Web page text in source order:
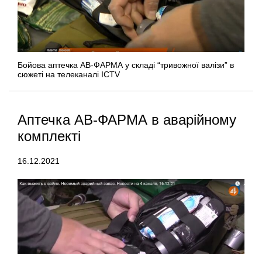
Бойова аптечка АВ-ФАРМА у складі “тривожної валізи” в
сюжеті на телеканалі ICTV
Аптечка АВ-ФАРМА в аварійному
комплекті
16.12.2021